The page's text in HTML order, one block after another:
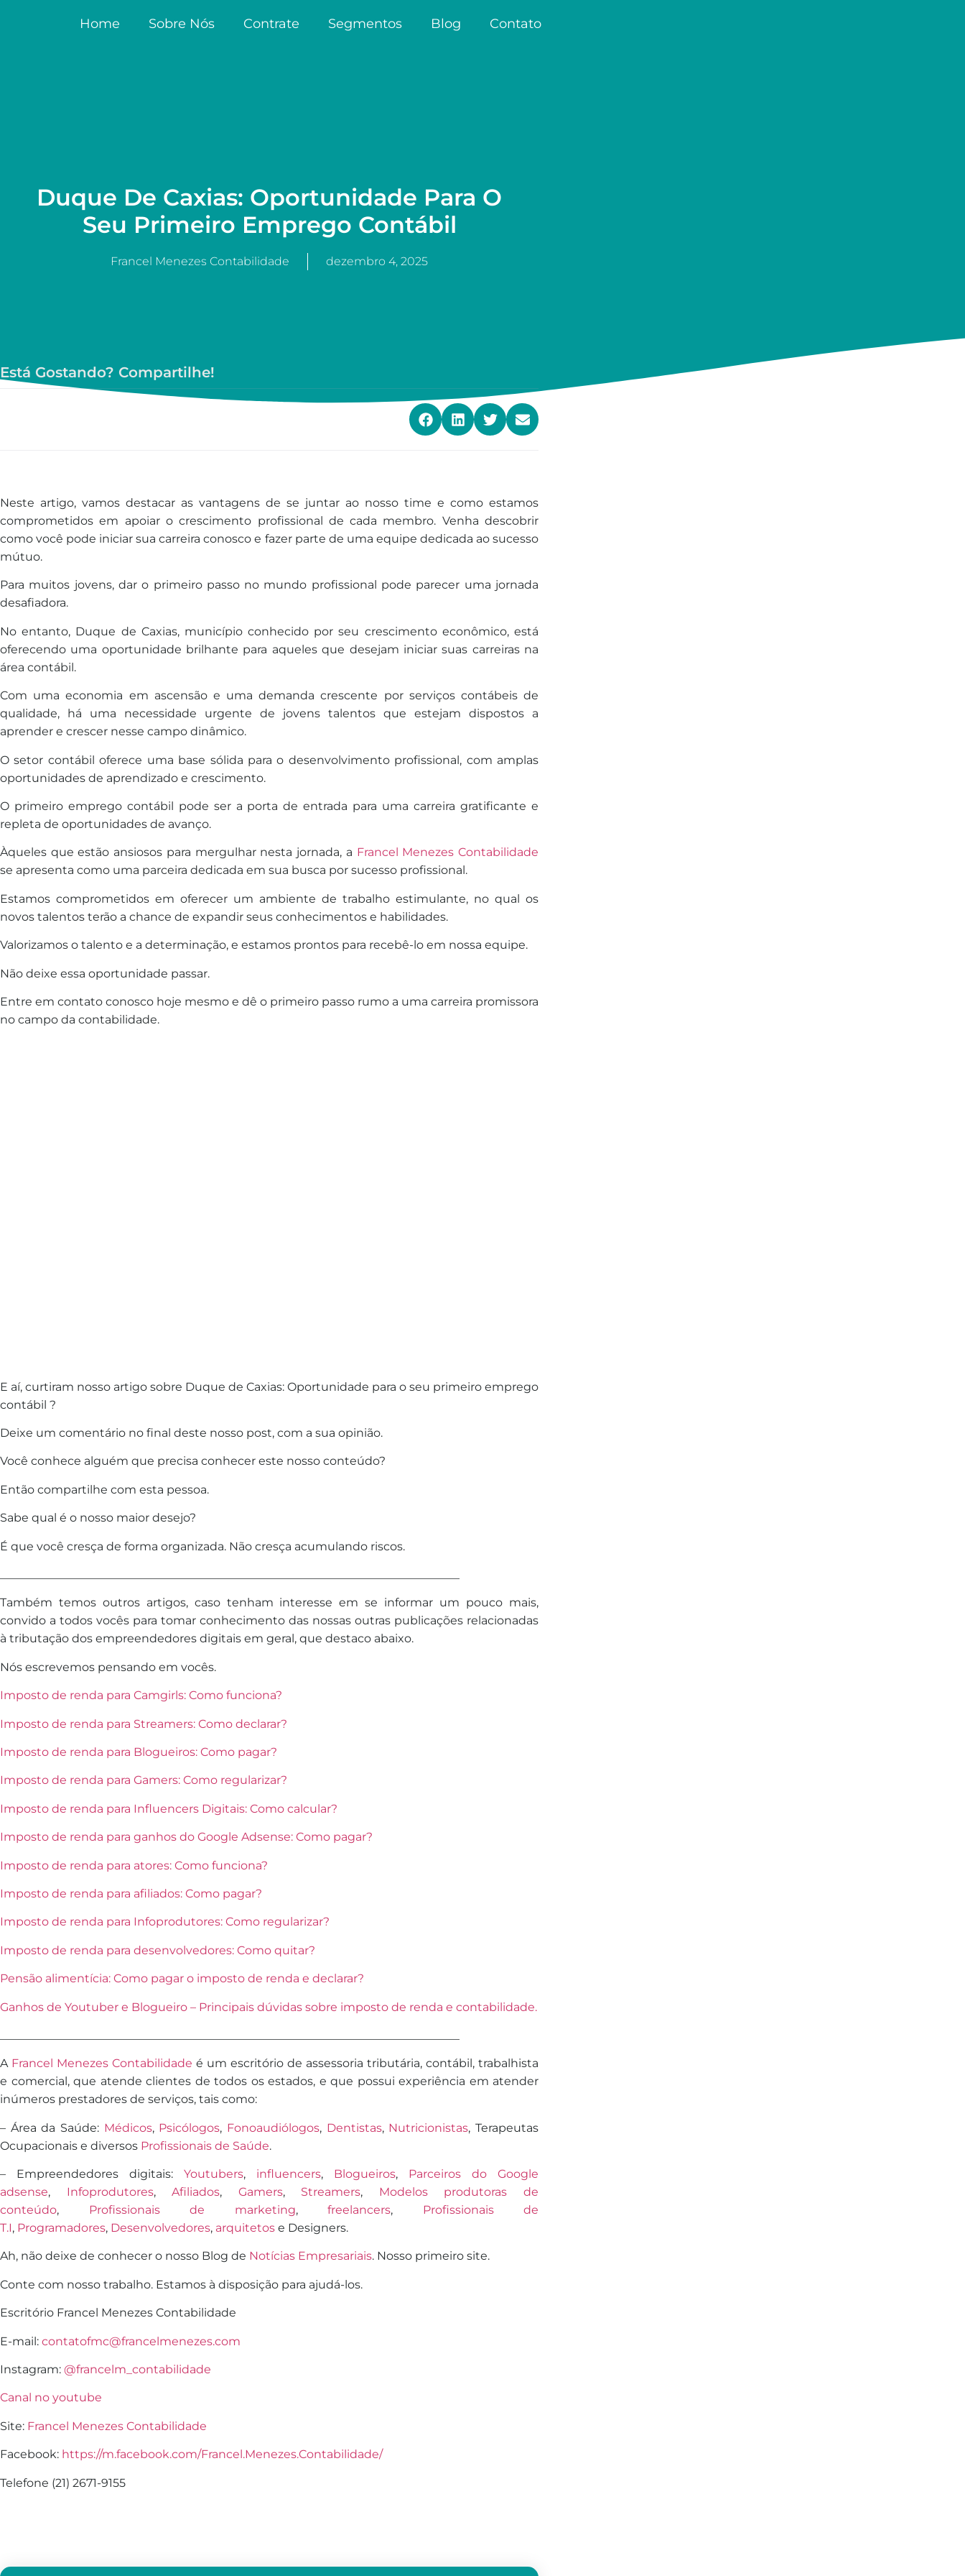
Home Sobre Nós Contrate Segmentos Blog Contato
Duque De Caxias: Oportunidade Para O
Seu Primeiro Emprego Contábil
Francel Menezes Contabilidade dezembro 4, 2025
Está Gostando? Compartilhe!
Neste artigo, vamos destacar as vantagens de se juntar ao nosso time e como estamos
comprometidos em apoiar o crescimento profissional de cada membro. Venha descobrir
como você pode iniciar sua carreira conosco e fazer parte de uma equipe dedicada ao sucesso
mútuo.
Para muitos jovens, dar o primeiro passo no mundo profissional pode parecer uma jornada
desafiadora.
No entanto, Duque de Caxias, município conhecido por seu crescimento econômico, está
oferecendo uma oportunidade brilhante para aqueles que desejam iniciar suas carreiras na
área contábil.
Com uma economia em ascensão e uma demanda crescente por serviços contábeis de
qualidade, há uma necessidade urgente de jovens talentos que estejam dispostos a
aprender e crescer nesse campo dinâmico.
O setor contábil oferece uma base sólida para o desenvolvimento profissional, com amplas
oportunidades de aprendizado e crescimento.
O primeiro emprego contábil pode ser a porta de entrada para uma carreira gratificante e
repleta de oportunidades de avanço.
Àqueles que estão ansiosos para mergulhar nesta jornada, a Francel Menezes Contabilidade
se apresenta como uma parceira dedicada em sua busca por sucesso profissional.
Estamos comprometidos em oferecer um ambiente de trabalho estimulante, no qual os
novos talentos terão a chance de expandir seus conhecimentos e habilidades.
Valorizamos o talento e a determinação, e estamos prontos para recebê-lo em nossa equipe.
Não deixe essa oportunidade passar.
Entre em contato conosco hoje mesmo e dê o primeiro passo rumo a uma carreira promissora
no campo da contabilidade.
E aí, curtiram nosso artigo sobre Duque de Caxias: Oportunidade para o seu primeiro emprego
contábil ?
Deixe um comentário no final deste nosso post, com a sua opinião.
Você conhece alguém que precisa conhecer este nosso conteúdo?
Então compartilhe com esta pessoa.
Sabe qual é o nosso maior desejo?
É que você cresça de forma organizada. Não cresça acumulando riscos.
Também temos outros artigos, caso tenham interesse em se informar um pouco mais,
convido a todos vocês para tomar conhecimento das nossas outras publicações relacionadas
à tributação dos empreendedores digitais em geral, que destaco abaixo.
Nós escrevemos pensando em vocês.
Imposto de renda para Camgirls: Como funciona?
Imposto de renda para Streamers: Como declarar?
Imposto de renda para Blogueiros: Como pagar?
Imposto de renda para Gamers: Como regularizar?
Imposto de renda para Influencers Digitais: Como calcular?
Imposto de renda para ganhos do Google Adsense: Como pagar?
Imposto de renda para atores: Como funciona?
Imposto de renda para afiliados: Como pagar?
Imposto de renda para Infoprodutores: Como regularizar?
Imposto de renda para desenvolvedores: Como quitar?
Pensão alimentícia: Como pagar o imposto de renda e declarar?
Ganhos de Youtuber e Blogueiro – Principais dúvidas sobre imposto de renda e contabilidade.
A Francel Menezes Contabilidade é um escritório de assessoria tributária, contábil, trabalhista
e comercial, que atende clientes de todos os estados, e que possui experiência em atender
inúmeros prestadores de serviços, tais como:
– Área da Saúde: Médicos, Psicólogos, Fonoaudiólogos, Dentistas, Nutricionistas, Terapeutas
Ocupacionais e diversos Profissionais de Saúde.
– Empreendedores digitais: Youtubers, influencers, Blogueiros, Parceiros do Google
adsense, Infoprodutores,Afiliados, Gamers, Streamers, Modelos produtoras de
conteúdo, Profissionais de marketing, freelancers, Profissionais de
T.I, Programadores, Desenvolvedores, arquitetos e Designers.
Ah, não deixe de conhecer o nosso Blog de Notícias Empresariais. Nosso primeiro site.
Conte com nosso trabalho. Estamos à disposição para ajudá-los.
Escritório Francel Menezes Contabilidade
E-mail: contatofmc@francelmenezes.com
Instagram: @francelm_contabilidade
Canal no youtube
Site: Francel Menezes Contabilidade
Facebook: https://m.facebook.com/Francel.Menezes.Contabilidade/
Telefone (21) 2671-9155